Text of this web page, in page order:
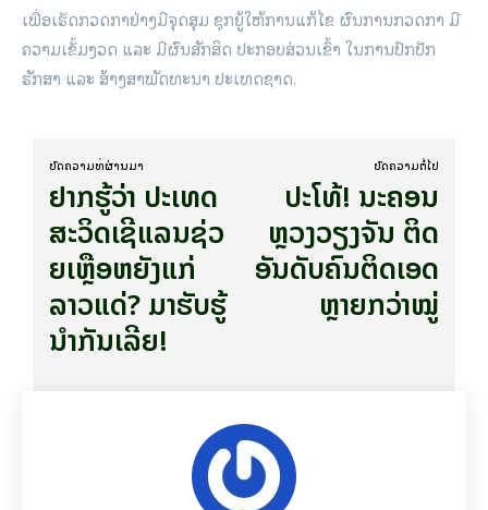
ເພື່ອ​ເຮັດ​ກວດກາ​ຢ່າງ​ມີ​ຈຸດ​ສຸມ ຊຸກຍູ້​ໃຫ້ການ​ແກ້​ໄຂ ​ຜົນ​ການ​ກວດກາ ມີ​
ຄວາມ​ເຂັ້ມ​ງວດ ​ແລະ ມີ​ຜົນ​ສັກສິດ ປະກອບສ່ວນ​ເຂົ້າ​ ໃນ​ການ​ປົກ​ປັກ​
ຮັກສາ ​ແລະ ສ້າງສາ​ພັດທະນາ​ ປະ​ເທດ​ຊາດ.
ບົດ​ຄວາມ​ທີ່​ຜ່ານ​ມາ
ຢາກ​ຮູ້​ວ່າ ປະ​ເທດ
ສະວິດເຊີແລນ​ຊ່ວ​
ຍ​ເຫຼືອ​ຫຍັງ​ແກ່​
ລາວແດ່?​ ມາ​ຮັບ​ຮູ້​
ນຳ​ກັນ​ເລີຍ!
ບົດ​ຄວາມ​ຕໍ່​ໄປ
​ປະ​ໂທ້! ນະ​ຄອນ​
ຫຼວງວຽງ​ຈັນ ຕິດ​
ອັນ​ດັບ​ຄົນ​ຕິດ​ເອດ​
ຫຼາຍກວ່າ​ໝູ່